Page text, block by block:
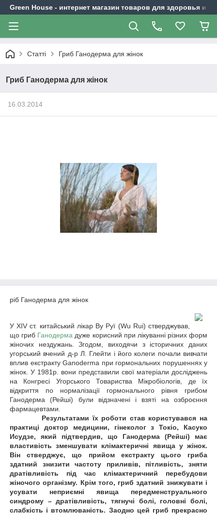
Green House - интернет магазин товаров для здоровья и
Статті Гриб Ганодерма для жінок
Гриб Ганодерма для жінок
16.03.2014
ріб Ганодерма для жінок
У XIV ст. китайський лікар Ву Руї (Wu Rui) стверджував,
що гриб Ганодерма дуже корисний при лікуванні різних форм
жіночих нездужань. Згодом, виходячи з історичних даних
угорський вчений д-р Л. Глейти і його колеги почали вивчати
вплив екстракту Ganoderma при гормональних порушеннях у
жінок. У 1981р. вони представили свої матеріали досліджень
на Конгресі Угорського Товариства Мікробіологів, де їх
відкриття по нормалізації гормонального рівня грибом
Ганодерма (Рейші) були відзначені і взяті на озброєння
фармацевтами.
Результатами їх роботи став користувався на
практиці доктор медицини, гінеколог з Токіо, Касуко
Исудзе, який підтвердив, що Ганодерма (Рейші) має
властивість зменшувати клімактеричні явища у жінок.
Він стверджує, що прийом екстракту цього гриба
здатний знизити частоту приливів, пітливість, зняти
дратівливість під час клімактеричний перебудови
жіночого організму. Крім того, гриб здатний знижувати і
усувати неприємні явища передменструального
синдрому – дратівливість, тягнучі болі, головні болі,
слабкість і втомлюваність. Заодно цей гриб прекрасно